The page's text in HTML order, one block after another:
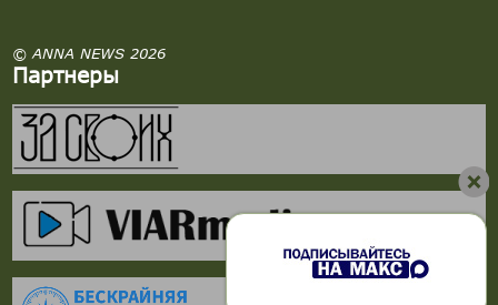
© ANNA NEWS 2026
Партнеры